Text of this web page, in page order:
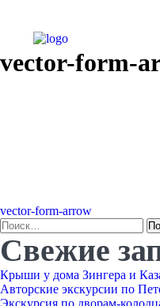
vector-form-
Навигация
по
записям
vector-form-arrow
Найти:
Свежие
Крыши у дома Зингера и
Авторские экскурсии по
Экскурсия по дворам-